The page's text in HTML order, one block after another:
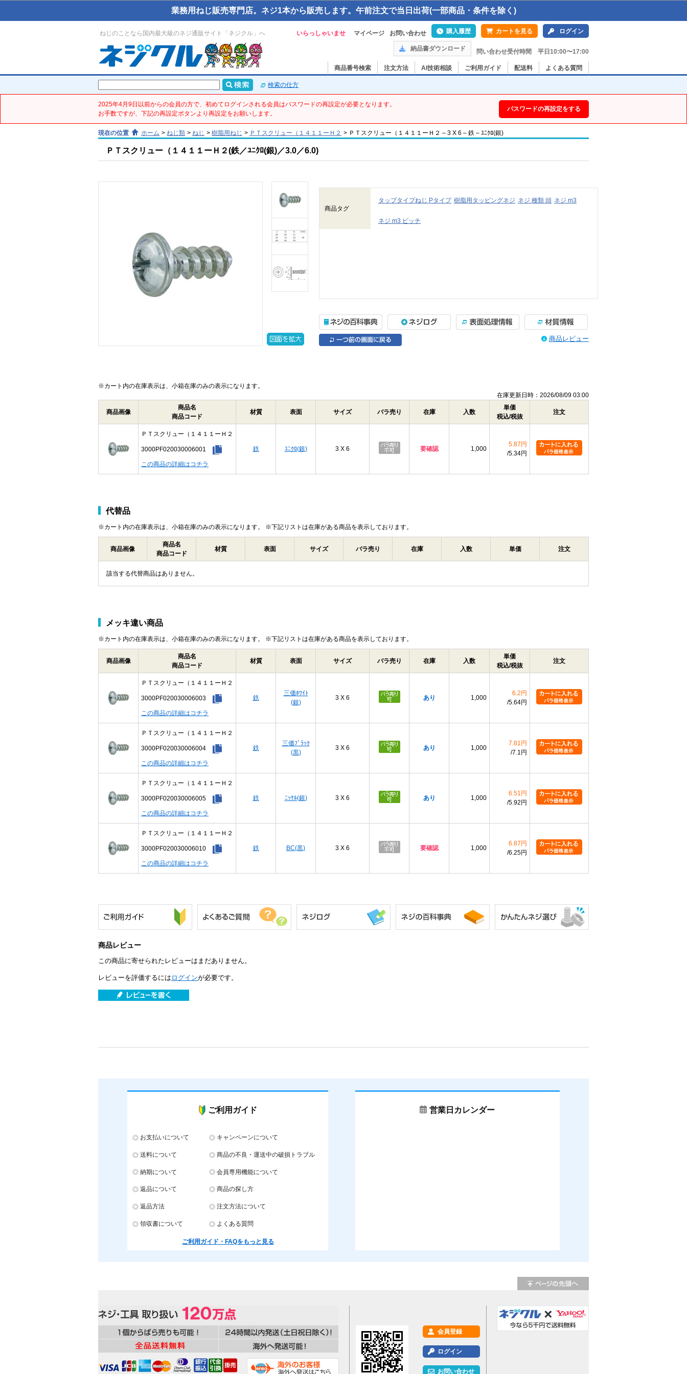
業務用ねじ販売専門店。ネジ1本から販売します。午前注文で当日出荷(一部商品・条件を除く)
ねじのことなら国内最大級のネジ通販サイト「ネジクル」へ いらっしゃいませ マイページ お問い合わせ 購入履歴 カートを見る ログイン
納品書ダウンロード 問い合わせ受付時間 平日10:00〜17:00
商品番号検索 注文方法 AI技術相談 ご利用ガイド 配送料 よくある質問
検索の仕方
2025年4月9日以前からの会員の方で、初めてログインされる会員はパスワードの再設定が必要となります。
お手数ですが、下記の再設定ボタンより再設定をお願いします。
パスワードの再設定をする
現在の位置 ホーム > ねじ類 > ねじ > 樹脂用ねじ > ＰＴスクリュー（１４１１ーＨ２ > ＰＴスクリュー（１４１１ーＨ２ – 3 X 6 – 鉄 – ﾕﾆｸﾛ(銀)
ＰＴスクリュー（１４１１ーＨ２(鉄／ﾕﾆｸﾛ(銀)／3.0／6.0)
商品タグ
タップタイプねじ Pタイプ 樹脂用タッピングネジ ネジ 種類 頭 ネジ m3
ネジ m3 ピッチ
商品レビュー
※カート内の在庫表示は、小箱在庫のみの表示になります。
在庫更新日時：2026/08/09 03:00
商品画像
商品名
商品コード
材質 表面 サイズ バラ売り 在庫 入数
単価
税込/税抜
注文
ＰＴスクリュー（１４１１ーＨ２
3000PF020030006001
この商品の詳細はコチラ
鉄 ﾕﾆｸﾛ(銀) 3 X 6 要確認 1,000
5.87円
5.34円
代替品
※カート内の在庫表示は、小箱在庫のみの表示になります。 ※下記リストは在庫がある商品を表示しております。
商品画像
商品名
商品コード
材質 表面 サイズ バラ売り 在庫 入数 単価 注文
該当する代替商品はありません。
メッキ違い商品
※カート内の在庫表示は、小箱在庫のみの表示になります。 ※下記リストは在庫がある商品を表示しております。
商品画像
商品名
商品コード
材質 表面 サイズ バラ売り 在庫 入数
単価
税込/税抜
注文
ＰＴスクリュー（１４１１ーＨ２
3000PF020030006003
この商品の詳細はコチラ
鉄
三価ﾎﾜｲﾄ
(銀)
3 X 6 あり 1,000
6.2円
5.64円
ＰＴスクリュー（１４１１ーＨ２
3000PF020030006004
この商品の詳細はコチラ
鉄
三価ﾌﾞﾗｯｸ
(黒)
3 X 6 あり 1,000
7.81円
7.1円
ＰＴスクリュー（１４１１ーＨ２
3000PF020030006005
この商品の詳細はコチラ
鉄 ﾆｯｹﾙ(銀) 3 X 6 あり 1,000
6.51円
5.92円
ＰＴスクリュー（１４１１ーＨ２
3000PF020030006010
この商品の詳細はコチラ
鉄 BC(黒) 3 X 6 要確認 1,000
6.87円
6.25円
商品レビュー
この商品に寄せられたレビューはまだありません。
レビューを評価するには ログインが必要です。
ご利用ガイド
お支払いについて キャンペーンについて
送料について 商品の不良・運送中の破損トラブル
納期について 会員専用機能について
返品について 商品の探し方
返品方法 注文方法について
領収書について よくある質問
ご利用ガイド・FAQをもっと見る
営業日カレンダー
会員登録
ログイン
お問い合わせ